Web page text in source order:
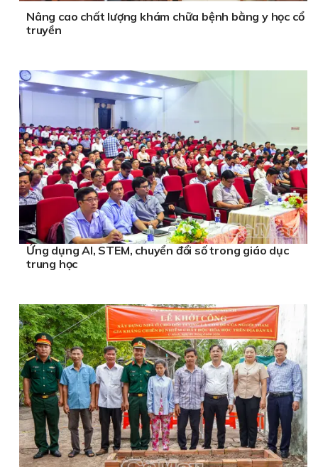
Nâng cao chất lượng khám chữa bệnh bằng y học cổ
truyền
Ứng dụng AI, STEM, chuyển đổi số trong giáo dục
trung học